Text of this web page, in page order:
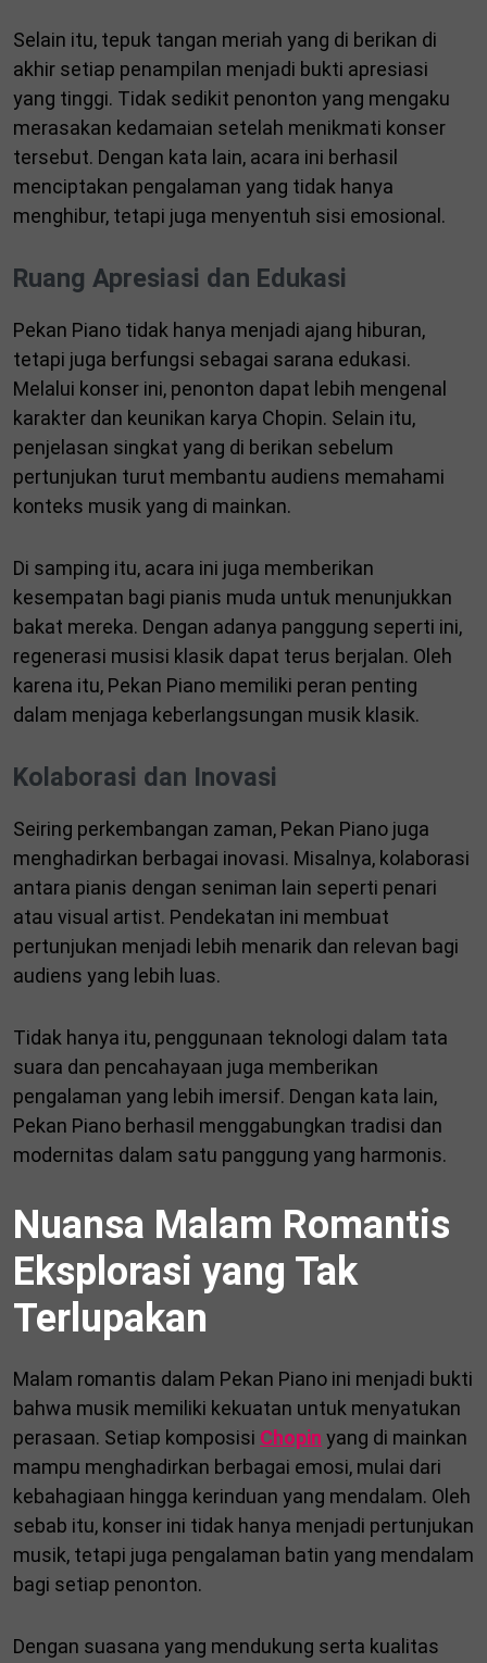
Selain itu, tepuk tangan meriah yang di berikan di
akhir setiap penampilan menjadi bukti apresiasi
yang tinggi. Tidak sedikit penonton yang mengaku
merasakan kedamaian setelah menikmati konser
tersebut. Dengan kata lain, acara ini berhasil
menciptakan pengalaman yang tidak hanya
menghibur, tetapi juga menyentuh sisi emosional.
Ruang Apresiasi dan Edukasi
Pekan Piano tidak hanya menjadi ajang hiburan,
tetapi juga berfungsi sebagai sarana edukasi.
Melalui konser ini, penonton dapat lebih mengenal
karakter dan keunikan karya Chopin. Selain itu,
penjelasan singkat yang di berikan sebelum
pertunjukan turut membantu audiens memahami
konteks musik yang di mainkan.
Di samping itu, acara ini juga memberikan
kesempatan bagi pianis muda untuk menunjukkan
bakat mereka. Dengan adanya panggung seperti ini,
regenerasi musisi klasik dapat terus berjalan. Oleh
karena itu, Pekan Piano memiliki peran penting
dalam menjaga keberlangsungan musik klasik.
Kolaborasi dan Inovasi
Seiring perkembangan zaman, Pekan Piano juga
menghadirkan berbagai inovasi. Misalnya, kolaborasi
antara pianis dengan seniman lain seperti penari
atau visual artist. Pendekatan ini membuat
pertunjukan menjadi lebih menarik dan relevan bagi
audiens yang lebih luas.
Tidak hanya itu, penggunaan teknologi dalam tata
suara dan pencahayaan juga memberikan
pengalaman yang lebih imersif. Dengan kata lain,
Pekan Piano berhasil menggabungkan tradisi dan
modernitas dalam satu panggung yang harmonis.
Nuansa Malam Romantis
Eksplorasi yang Tak
Terlupakan
Malam romantis dalam Pekan Piano ini menjadi bukti
bahwa musik memiliki kekuatan untuk menyatukan
perasaan. Setiap komposisi Chopin yang di mainkan
mampu menghadirkan berbagai emosi, mulai dari
kebahagiaan hingga kerinduan yang mendalam. Oleh
sebab itu, konser ini tidak hanya menjadi pertunjukan
musik, tetapi juga pengalaman batin yang mendalam
bagi setiap penonton.
Dengan suasana yang mendukung serta kualitas